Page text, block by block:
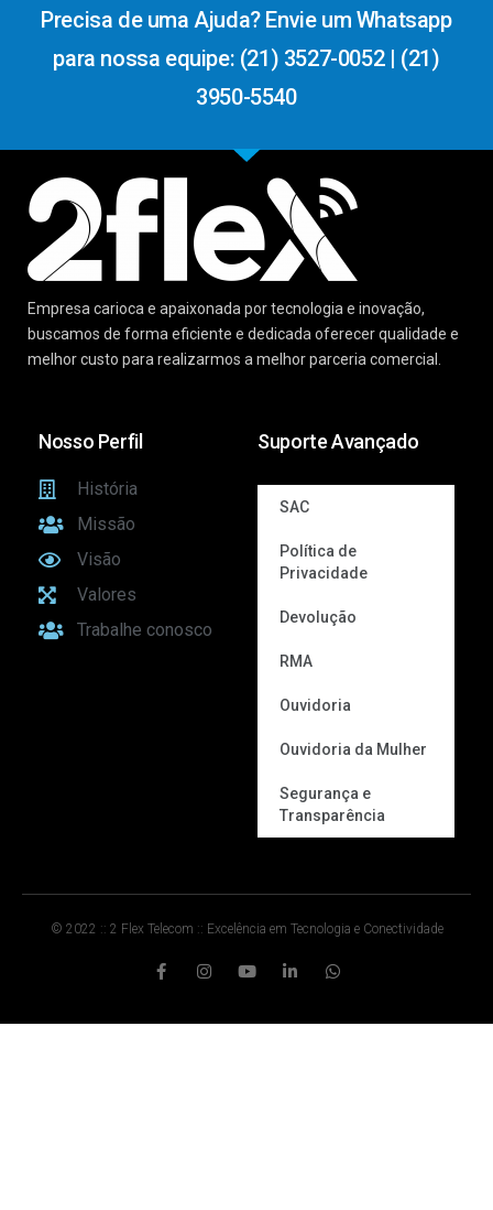
Precisa de uma Ajuda? Envie um Whatsapp
para nossa equipe: (21) 3527-0052 | (21)
3950-5540
Empresa carioca e apaixonada por tecnologia e inovação,
buscamos de forma eficiente e dedicada oferecer qualidade e
melhor custo para realizarmos a melhor parceria comercial.
Nosso Perfil
História
Missão
Visão
Valores
Trabalhe conosco
Suporte Avançado
SAC
Política de
Privacidade
Devolução
RMA
Ouvidoria
Ouvidoria da Mulher
Segurança e
Transparência
© 2022 :: 2 Flex Telecom :: Excelência em Tecnologia e Conectividade